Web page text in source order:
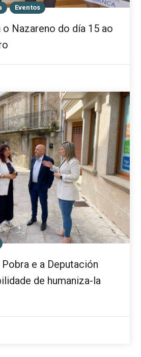
Eventos
o Nazareno do día 15 ao
e a Deputación
de humaniza-la